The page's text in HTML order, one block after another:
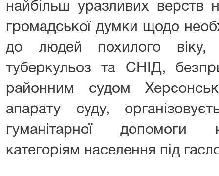
найбільш уразливих верств
громадської думки щодо
до людей похилого віку,
туберкульоз та СНІД,
районним судом
апарату суду,
гуманітарної допомоги
категоріям населення під